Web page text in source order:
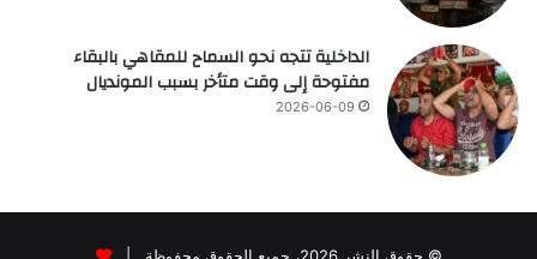
الداخلية تتجه نحو السماح للمقاهي بالبقاء
مفتوحة إلى وقت متأخر بسبب المونديال
2026-06-09
© حقوق النشر 2026، جميع الحقوق محفوظة |